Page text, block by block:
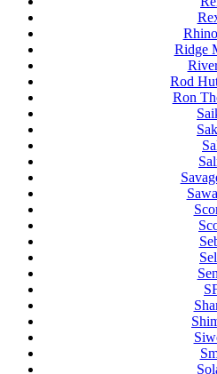
Ridge
Rod
Ron